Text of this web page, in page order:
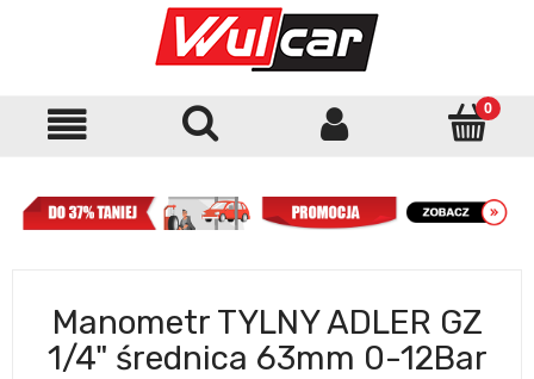
Manometr TYLNY ADLER GZ
1/4" średnica 63mm 0-12Bar